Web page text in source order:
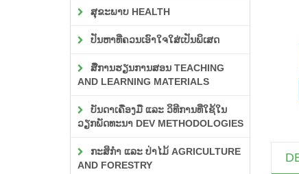
ສຸຂະພາບ HEALTH
ປັນຫາທີ່ຄວນເອົາໃຈໃສ່ເປັນພິເສດ
ສື່ການຮຽນການສອນ TEACHING
AND LEARNING MATERIALS
ບັນດາເຄື່ອງມື ແລະ ວິທີການທີ່ໃຊ້ໃນ
ວຽກພັດທະນາ DEV METHODOLOGIES
ກະສິກຳ ແລະ ປ່າໄມ້ AGRICULTURE
AND FORESTRY